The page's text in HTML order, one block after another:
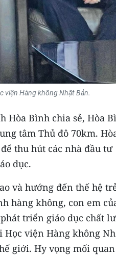
viện Hàng không Nhật Bản.
Hòa Bình chia sẻ, Hòa
tâm Thủ đô 70km.
thu hút các nhà đầu tư
dục.
và hướng đến thế hệ
hàng không, con em
triển giáo dục chất
viện Hàng không
giới. Hy vọng mối